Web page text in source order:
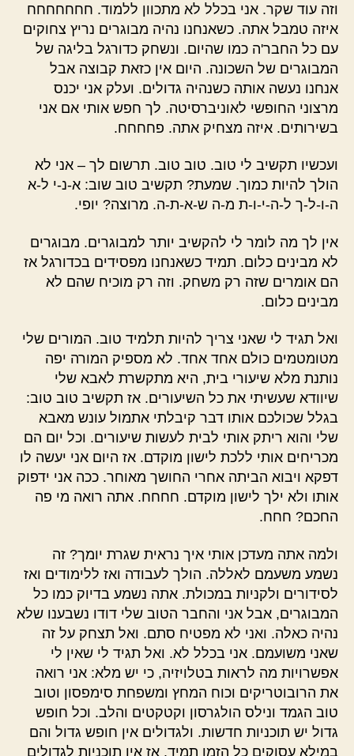
וזה עוד שקר. אני בכלל לא מתכוון ללמוד. חחחחחחח
איזה טמבל אתה. כשאנחנו נהיה מבוגרים נריץ צחוקים
עם כל החבר'ה כמו שהיום. ונשחק כדורגל בליגה של
המבוגרים של השכונה. היום אין כזאת קבוצה אבל
אנחנו נעשה אותה כשנהיה גדולים. ועלק אני יכנס
מרצוני החופשי לאוניברסיטה. לך חפש אותי אם אני
בשירותים. איזה מצחיק אתה. פחחחח.
ועכשיו תקשיב לי טוב. טוב טוב. תרשום לך – אני לא
הולך להיות כמוך. שמעת? תקשיב טוב שוב: א-נ-י ל-א
ה-ו-ל-ך ל-ה-י-ו-ת מ-ה ש-א-ת-ה. מרוצה? יופי.
אין לך מה לומר לי להקשיב יותר למבוגרים. מבוגרים
לא מבינים כלום. תמיד כשאנחנו מפסידים בכדורגל אז
הם אומרים שזה רק משחק. וזה רק מוכיח שהם לא
מבינים כלום.
ואל תגיד לי שאני צריך להיות תלמיד טוב. המורים שלי
מטומטמים כולם אחד אחד. לא מספיק המורה יפה
נותנת מלא שיעורי בית, היא מתקשרת לאבא שלי
שיוודא שעשיתי את כל השיעורים. אז תקשיב טוב טוב:
בגלל שכולכם אותו דבר קיבלתי אתמול עונש מאבא
שלי והוא ריתק אותי לבית לעשות שיעורים. וכל יום הם
מכריחים אותי ללכת לישון מוקדם. אז היום אני יעשה לו
דפקא ויבוא הביתה אחרי החושך מאוחר. ככה אני ידפוק
אותו ולא ילך לישון מוקדם. חחחח. אתה רואה מי פה
החכם? חחח.
ולמה אתה מעדכן אותי איך נראית שגרת יומך? זה
נשמע משעמם לאללה. הולך לעבודה ואז ללימודים ואז
לסידורים ולקניות במכולת. אתה נשמע בדיוק כמו כל
המבוגרים, אבל אני והחבר הטוב שלי דודו נשבענו שלא
נהיה כאלה. ואני לא מפטיח סתם. ואל תצחק על זה
שאני משועמם. אני בכלל לא. ואל תגיד לי שאין לי
אפשרויות מה לראות בטלויזיה, כי יש מלא: אני רואה
את הרובוטריקים וכוח המחץ ומשפחת סימפסון וטוב
טוב הגמד ונילס הולגרסון וקטקטים והלב. וכל חופש
גדול יש תוכניות חדשות. ולגדולים אין חופש גדול והם
במילא עסוקים כל הזמן תמיד, אז אין תוכניות לגדולים